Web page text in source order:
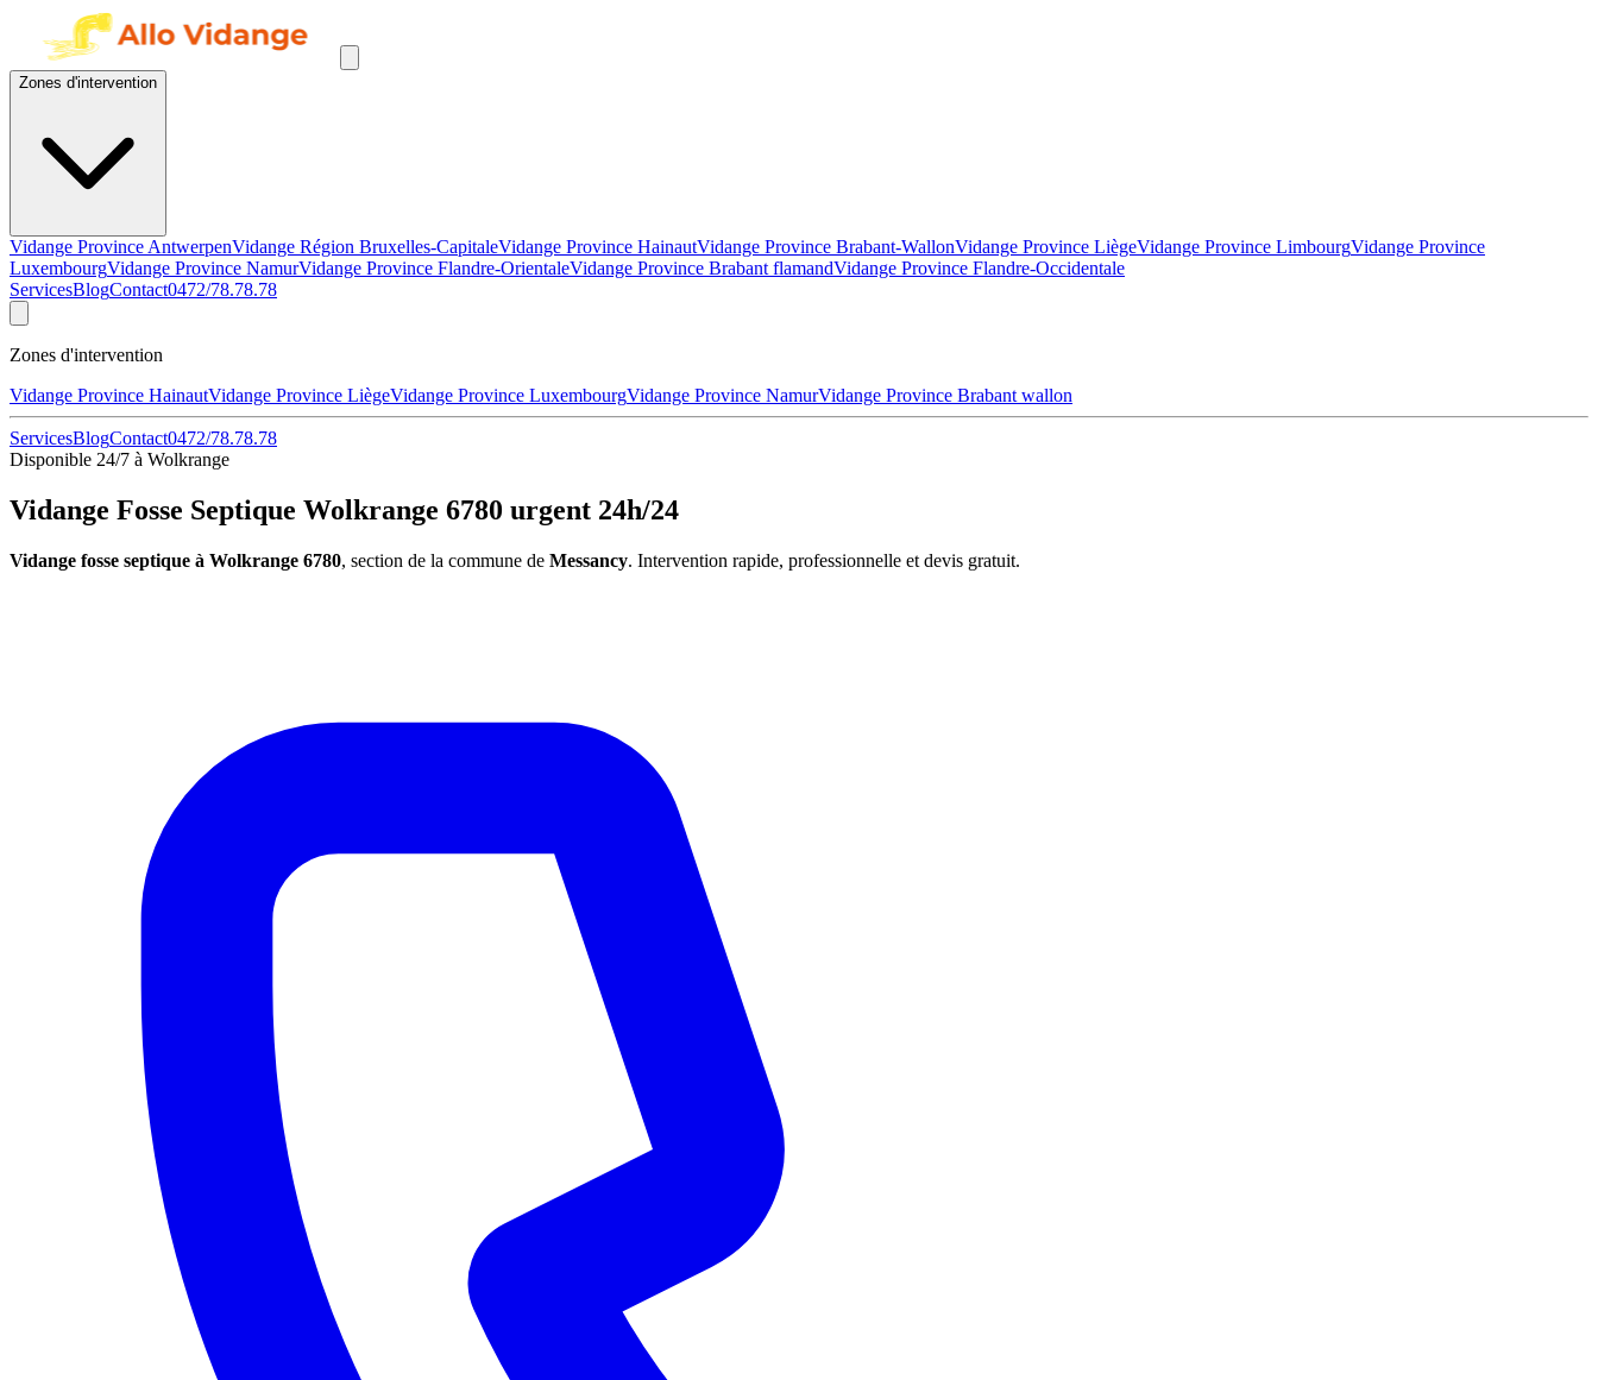
Zones d'intervention
Vidange Province AntwerpenVidange Région Bruxelles-CapitaleVidange Province HainautVidange Province Brabant-WallonVidange Province LiègeVidange Province LimbourgVidange Province
LuxembourgVidange Province NamurVidange Province Flandre-OrientaleVidange Province Brabant flamandVidange Province Flandre-Occidentale
ServicesBlogContact0472/78.78.78
Zones d'intervention
Vidange Province HainautVidange Province LiègeVidange Province LuxembourgVidange Province NamurVidange Province Brabant wallon
ServicesBlogContact0472/78.78.78
Disponible 24/7 à Wolkrange
Vidange Fosse Septique Wolkrange 6780 urgent 24h/24
Vidange fosse septique à Wolkrange 6780, section de la commune de Messancy. Intervention rapide, professionnelle et devis gratuit.